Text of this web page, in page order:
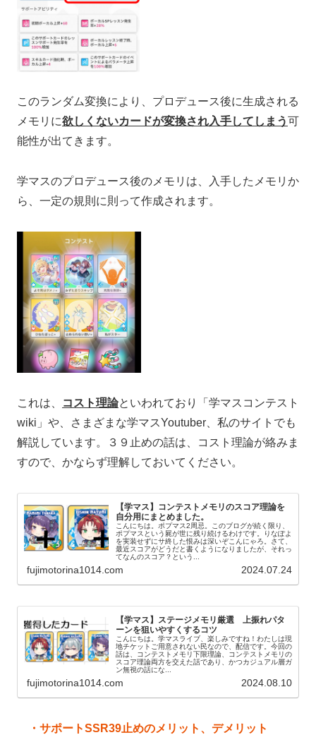
このランダム変換により、プロデュース後に生成される
メモリに欲しくないカードが変換され入手してしまう 可
能性が出てきます。
学マスのプロデュース後のメモリは、入手したメモリか
ら、一定の規則に則って作成されます。
これは、 コスト理論といわれており「学マスコンテスト
wiki」や、さまざまな学マスYoutuber、私のサイトでも
解説しています。３９止めの話は、コスト理論が絡みま
すので、かならず理解しておいてください。
【学マス】コンテストメモリのスコア理論を
自分用にまとめました。
こんにちは。ポプマス2周忌。このブログが続く限り、
ポプマスという屍が世に残り続けるわけです。りなぽよ
を実装せずにサ終した恨みは深いぞこんにゃろ。さて、
最近スコアがどうだと書くようになりましたが、それっ
てなんのスコア？という...
fujimotorina1014.com 2024.07.24
【学マス】ステージメモリ厳選 上振れパタ
ーンを狙いやすくするコツ
こんにちは。学マスライブ、楽しみですね！わたしは現
地チケットご用意されない民なので、配信です。今回の
話は、コンテストメモリ下限理論、コンテストメモリの
スコア理論両方を交えた話であり、かつカジュアル層ガ
ン無視の話にな...
fujimotorina1014.com 2024.08.10
・サポートSSR39止めのメリット、デメリット